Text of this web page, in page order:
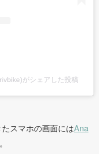
がシェアした投稿
スマホの画面にはAna